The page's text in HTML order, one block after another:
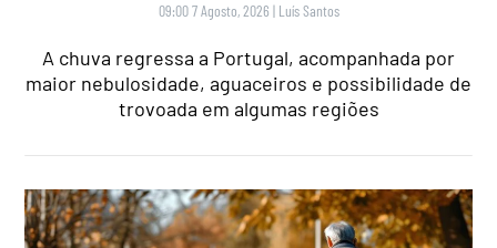
09:00 7 Agosto, 2026 | Luís Santos
A chuva regressa a Portugal, acompanhada por
maior nebulosidade, aguaceiros e possibilidade de
trovoada em algumas regiões